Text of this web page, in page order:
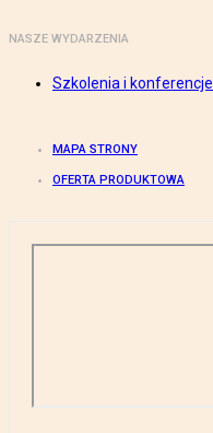
NASZE WYDARZENIA
Szkolenia i konferencje
MAPA STRONY
OFERTA PRODUKTOWA